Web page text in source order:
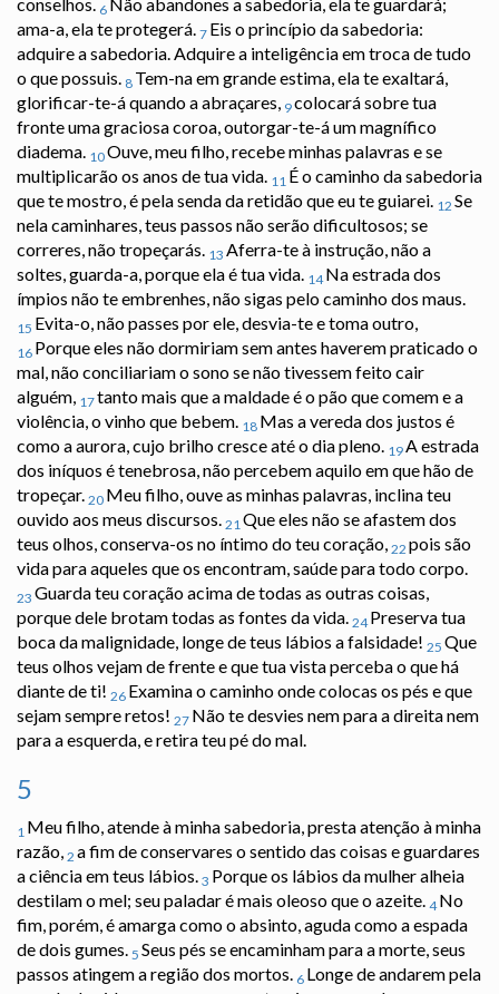
6
ama-a, ela te protegerá. 7 Eis o princípio da sabedoria:
adquire a sabedoria. Adquire a inteligência em troca de tudo
o que possuis. 8 Tem-na em grande estima, ela te exaltará,
glorificar-te-á quando a abraçares, 9colocará sobre tua
fronte uma graciosa coroa, outorgar-te-á um magnífico
diadema. 10Ouve, meu filho, recebe minhas palavras e se
multiplicarão os anos de tua vida. 11 É o caminho da sabedoria
que te mostro, é pela senda da retidão que eu te guiarei. 12 Se
nela caminhares, teus passos não serão dificultosos; se
correres, não tropeçarás. 13 Aferra-te à instrução, não a
soltes, guarda-a, porque ela é tua vida. 14 Na estrada dos
ímpios não te embrenhes, não sigas pelo caminho dos maus.
15 Evita-o, não passes por ele, desvia-te e toma outro,
16 Porque eles não dormiriam sem antes haverem praticado o
mal, não conciliariam o sono se não tivessem feito cair
alguém, 17tanto mais que a maldade é o pão que comem e a
violência, o vinho que bebem. 18 Mas a vereda dos justos é
como a aurora, cujo brilho cresce até o dia pleno. 19A estrada
dos iníquos é tenebrosa, não percebem aquilo em que hão de
tropeçar. 20 Meu filho, ouve as minhas palavras, inclina teu
ouvido aos meus discursos. 21Que eles não se afastem dos
teus olhos, conserva-os no íntimo do teu coração, 22 pois são
vida para aqueles que os encontram, saúde para todo corpo.
23 Guarda teu coração acima de todas as outras coisas,
porque dele brotam todas as fontes da vida. 24 Preserva tua
boca da malignidade, longe de teus lábios a falsidade! 25 Que
teus olhos vejam de frente e que tua vista perceba o que há
diante de ti! 26 Examina o caminho onde colocas os pés e que
sejam sempre retos! 27 Não te desvies nem para a direita nem
para a esquerda, e retira teu pé do mal.
5
1 Meu filho, atende à minha sabedoria, presta atenção à minha
razão, 2 a fim de conservares o sentido das coisas e guardares
a ciência em teus lábios. 3 Porque os lábios da mulher alheia
destilam o mel; seu paladar é mais oleoso que o azeite. 4 No
fim, porém, é amarga como o absinto, aguda como a espada
de dois gumes. 5 Seus pés se encaminham para a morte, seus
passos atingem a região dos mortos. 6 Longe de andarem pela